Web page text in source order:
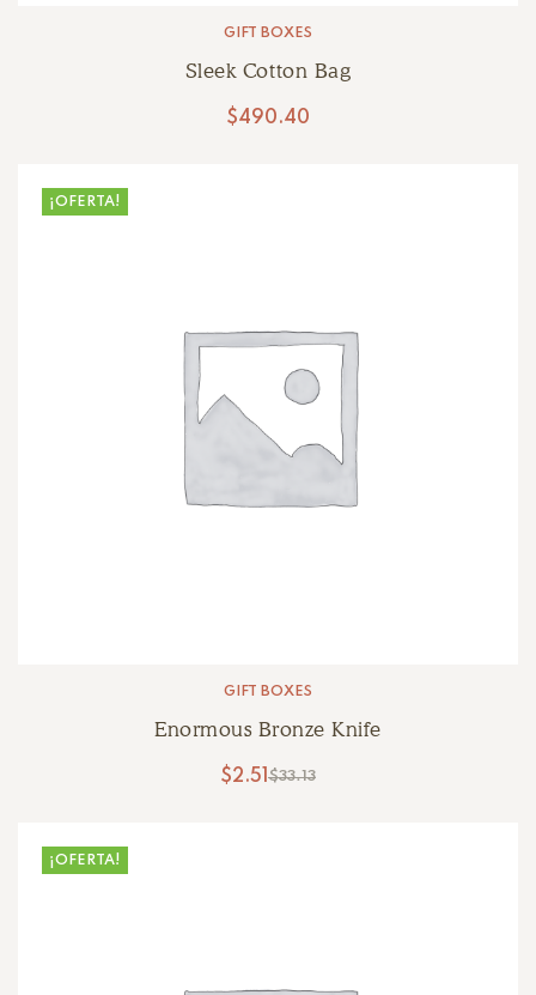
GIFT BOXES
Sleek Cotton Bag
$490.40
¡OFERTA!
GIFT BOXES
Enormous Bronze Knife
$33.13
$2.51
¡OFERTA!